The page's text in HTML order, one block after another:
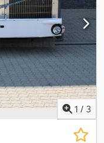
1 / 3